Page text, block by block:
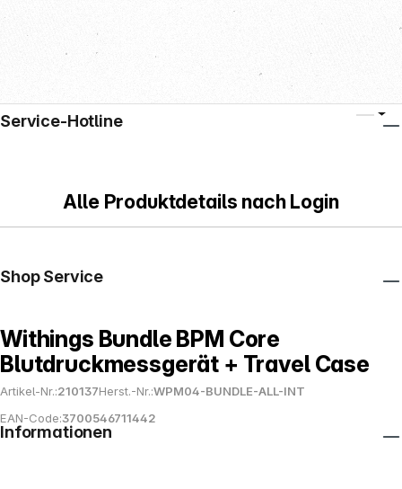
Alle Produktdetails nach Login
Withings Bundle BPM Core
Blutdruckmessgerät + Travel Case
Artikel-Nr.:210137Herst.-Nr.:WPM04-BUNDLE-ALL-INT
EAN-Code:3700546711442
Service-Hotline
Shop Service
Informationen